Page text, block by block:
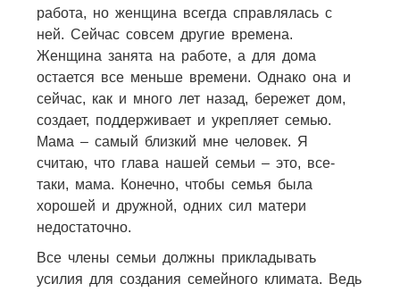
работа, но женщина всегда справлялась с
ней. Сейчас совсем другие времена.
Женщина занята на работе, а для дома
остается все меньше времени. Однако она и
сейчас, как и много лет назад, бережет дом,
создает, поддерживает и укрепляет семью.
Мама – самый близкий мне человек. Я
считаю, что глава нашей семьи – это, все-
таки, мама. Конечно, чтобы семья была
хорошей и дружной, одних сил матери
недостаточно.
Все члены семьи должны прикладывать
усилия для создания семейного климата. Ведь